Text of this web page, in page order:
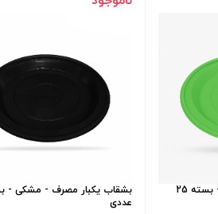
بشقاب یکبار مصرف - سبز - بسته 25
عددی